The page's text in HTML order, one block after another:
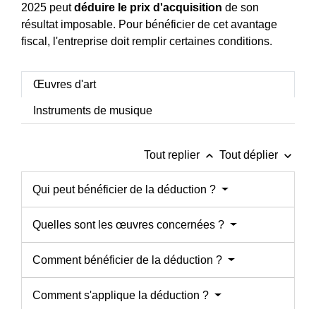
2025 peutdéduire le prix d'acquisition de son
résultat imposable. Pour bénéficier de cet avantage
fiscal, l'entreprise doit remplir certaines conditions.
Œuvres d'art
Instruments de musique
Tout replier keyboard_arrow_up Tout déplier keyboard_arrow_down
Qui peut bénéficier de la déduction ?
Quelles sont les œuvres concernées ?
Comment bénéficier de la déduction ?
Comment s'applique la déduction ?